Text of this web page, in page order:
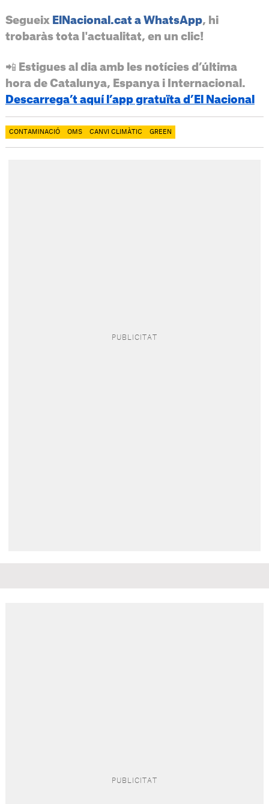
Segueix ElNacional.cat a WhatsApp, hi
trobaràs tota l'actualitat, en un clic!
📲 Estigues al dia amb les notícies d’última
hora de Catalunya, Espanya i Internacional.
Descarrega’t aquí l’app gratuïta d’El Nacional
CONTAMINACIÓ OMS CANVI CLIMÀTIC GREEN